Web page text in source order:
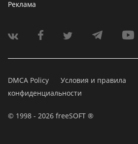
Реклама
DMCA Policy Условия и правила
конфиденциальности
© 1998 - 2026 freeSOFT ®